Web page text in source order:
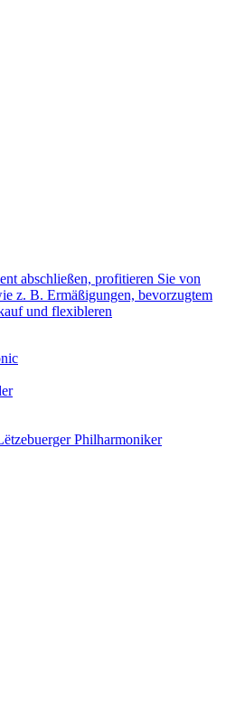
abschließen, profitieren Sie von
z. B. Ermäßigungen, bevorzugtem
und flexibleren
Philharmoniker